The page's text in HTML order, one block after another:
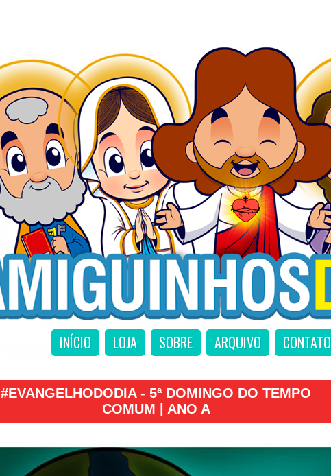
INÍCIO LOJA SOBRE ARQUIVO CONTATO
#EVANGELHODODIA - 5ª DOMINGO DO TEMPO
COMUM | ANO A